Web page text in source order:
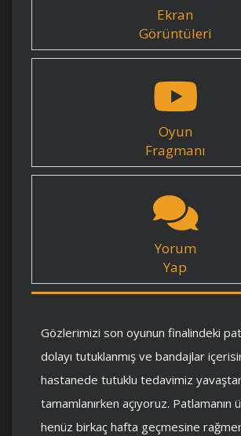
Ekran
Görüntüleri
Oyun
Fragmanı
Yorum
Yap
Gözlerimizi son oyunun finalindeki
dolayı tutuklanmış ve bandajlar
hastanede tutuklu tedavimiz
tamamlanırken açıyoruz. Patlamanın
henüz birkaç hafta geçmesine